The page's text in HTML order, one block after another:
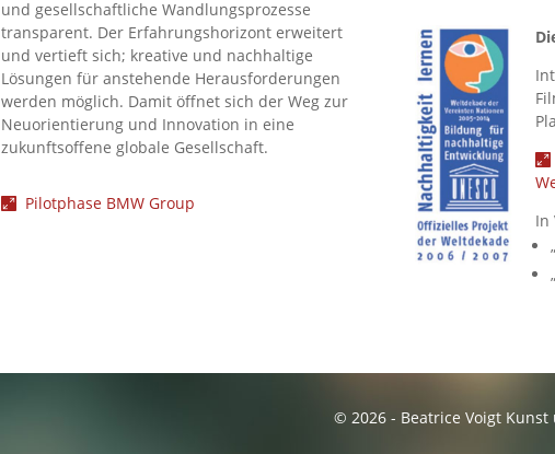
und gesellschaftliche Wandlungsprozesse
transparent. Der Erfahrungshorizont erweitert
und vertieft sich; kreative und nachhaltige
Lösungen für anstehende Herausforderungen
werden möglich. Damit öffnet sich der Weg zur
Neuorientierung und Innovation in eine
zukunftsoffene globale Gesellschaft.
Pilotphase BMW Group
In
© 2026 - Beatrice Voigt